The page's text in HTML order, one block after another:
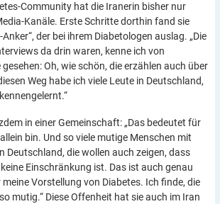
Community hat die Iranerin bisher nur
Kanäle. Erste Schritte dorthin fand sie
der bei ihrem Diabetologen auslag. „Die
da drin waren, kenne ich von
Oh, wie schön, die erzählen auch über
Weg habe ich viele Leute in Deutschland,
in einer Gemeinschaft: „Das bedeutet für
bin. Und so viele mutige Menschen mit
Deutschland, die wollen auch zeigen, dass
Einschränkung ist. Das ist auch genau
Vorstellung von Diabetes. Ich finde, die
mutig.“ Diese Offenheit hat sie auch im Iran